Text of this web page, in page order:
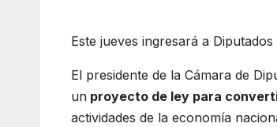
Este jueves ingresará a
El presidente de la Cámara de
un proyecto de ley para
actividades de la economía